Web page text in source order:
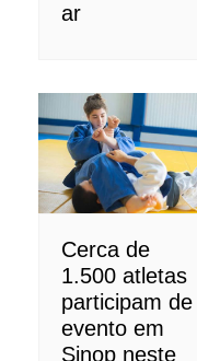
ar
Cerca de
1.500 atletas
participam de
evento em
Sinop neste